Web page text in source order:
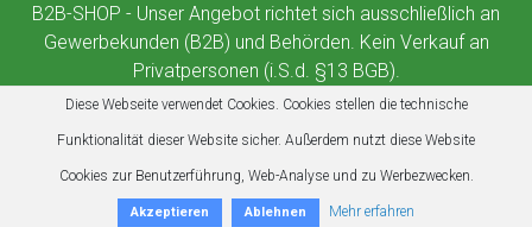
B2B-SHOP - Unser Angebot richtet sich ausschließlich an
Gewerbekunden (B2B) und Behörden. Kein Verkauf an
Privatpersonen (i.S.d. §13 BGB).
Diese Webseite verwendet Cookies. Cookies stellen die technische
Funktionalität dieser Website sicher. Außerdem nutzt diese Website
Cookies zur Benutzerführung, Web-Analyse und zu Werbezwecken.
Akzeptieren Ablehnen Mehr erfahren